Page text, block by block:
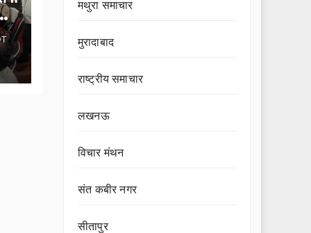
मथुरा समाचार
मुरादाबाद
राष्ट्रीय समाचार
लखनऊ
विचार मंथन
संत कबीर नगर
सीतापुर